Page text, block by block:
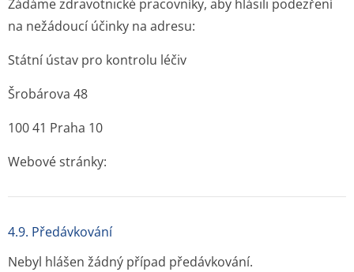
Žádáme zdravotnické pracovníky, aby hlásili podezření
na nežádoucí účinky na adresu:
Státní ústav pro kontrolu léčiv
Šrobárova 48
100 41 Praha 10
Webové stránky:
4.9. Předávkování
Nebyl hlášen žádný případ předávkování.